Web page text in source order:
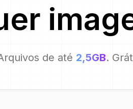
de até 2,5GB.